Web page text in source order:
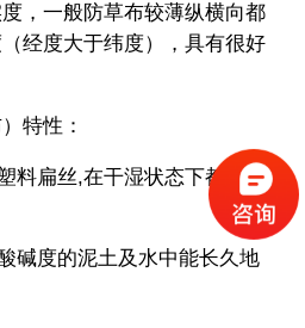
，一般防草布较薄纵横向都
经度大于纬度），具有很好
特性：
料扁丝,在干湿状态下都能保
碱度的泥土及水中能长久地